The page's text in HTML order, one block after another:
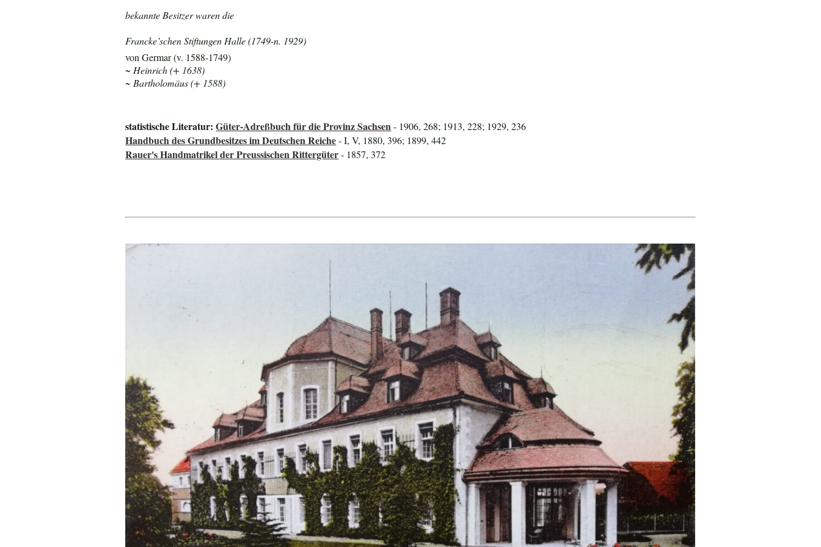
bekannte Besitzer waren die
Francke’schen Stiftungen Halle (1749-n. 1929)
von Germar (v. 1588-1749)
~ Heinrich (+ 1638)
~ Bartholomäus (+ 1588)
statistische Literatur:Güter-Adreßbuch für die Provinz Sachsen- 1906, 268; 1913, 228; 1929, 236
Handbuch des Grundbesitzes im Deutschen Reiche- I, V, 1880, 396; 1899, 442
Rauer's Handmatrikel der Preussischen Rittergüter- 1857, 372